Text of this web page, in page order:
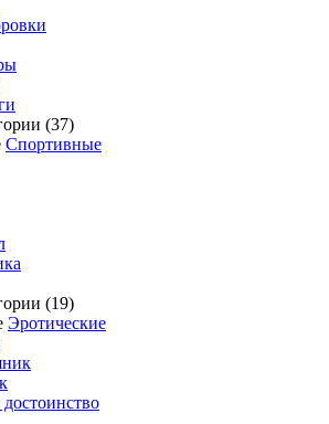
(37)
Спортивные
(19)
Эротические